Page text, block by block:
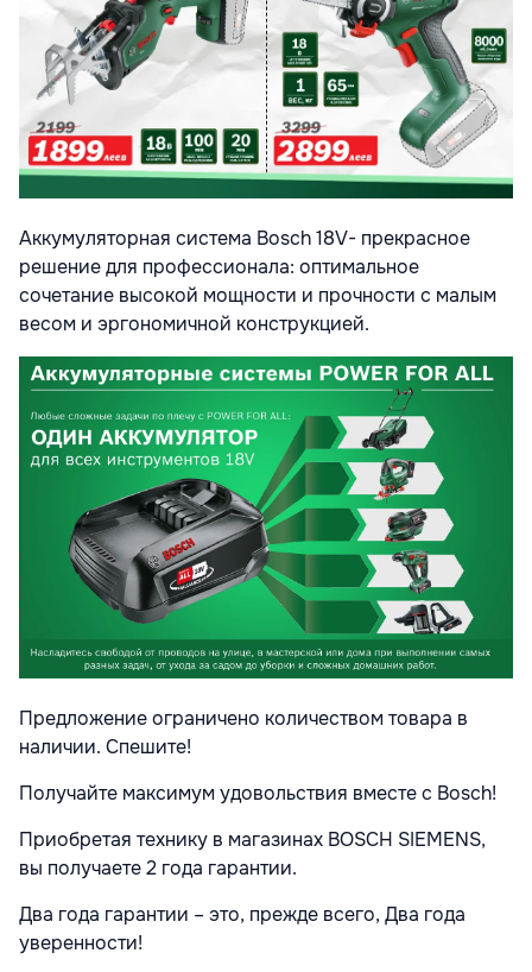
Аккумуляторная система Bosch 18V- прекрасное
решение для профессионала: оптимальное
сочетание высокой мощности и прочности с малым
весом и эргономичной конструкцией.
Предложение ограничено количеством товара в
наличии. Спешите!
Получайте максимум удовольствия вместе с Bosch!
Приобретая технику в магазинах BOSCH SIEMENS,
вы получаете 2 года гарантии.
Два года гарантии – это, прежде всего, Два года
уверенности!